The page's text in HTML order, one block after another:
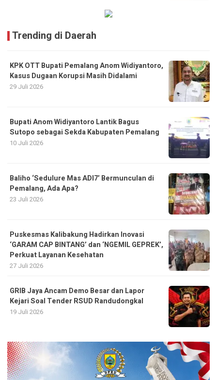
Trending di Daerah
KPK OTT Bupati Pemalang Anom Widiyantoro,
Kasus Dugaan Korupsi Masih Didalami
29 Juli 2026
Bupati Anom Widiyantoro Lantik Bagus
Sutopo sebagai Sekda Kabupaten Pemalang
10 Juli 2026
Baliho ‘Sedulure Mas ADI7’ Bermunculan di
Pemalang, Ada Apa?
23 Juli 2026
Puskesmas Kalibakung Hadirkan Inovasi
‘GARAM CAP BINTANG’ dan ‘NGEMIL GEPREK’,
Perkuat Layanan Kesehatan
27 Juli 2026
GRIB Jaya Ancam Demo Besar dan Lapor
Kejari Soal Tender RSUD Randudongkal
19 Juli 2026